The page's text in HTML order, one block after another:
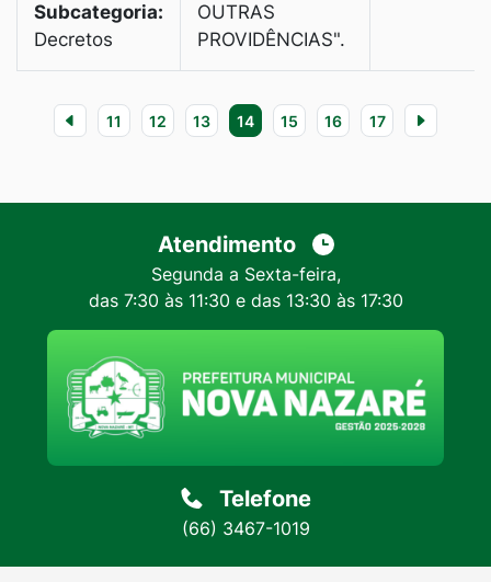
Subcategoria:
Decretos
OUTRAS
PROVIDÊNCIAS".
11 12 13 14 15 16 17
Atendimento
Segunda a Sexta-feira,
das 7:30 às 11:30 e das 13:30 às 17:30
Telefone
(66) 3467-1019